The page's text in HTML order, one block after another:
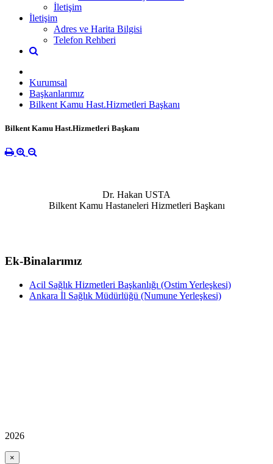
İletişim
İletişim
Adres ve Harita Bilgisi
Telefon Rehberi
Kurumsal
Başkanlarımız
Bilkent Kamu Hast.Hizmetleri Başkanı
Bilkent Kamu Hast.Hizmetleri Başkanı
Dr. Hakan USTA
Bilkent Kamu Hastaneleri Hizmetleri Başkanı
Ek-Binalarımız
Acil Sağlık Hizmetleri Başkanlığı (Ostim Yerleşkesi)
Ankara İl Sağlık Müdürlüğü (Numune Yerleşkesi)
2026
×